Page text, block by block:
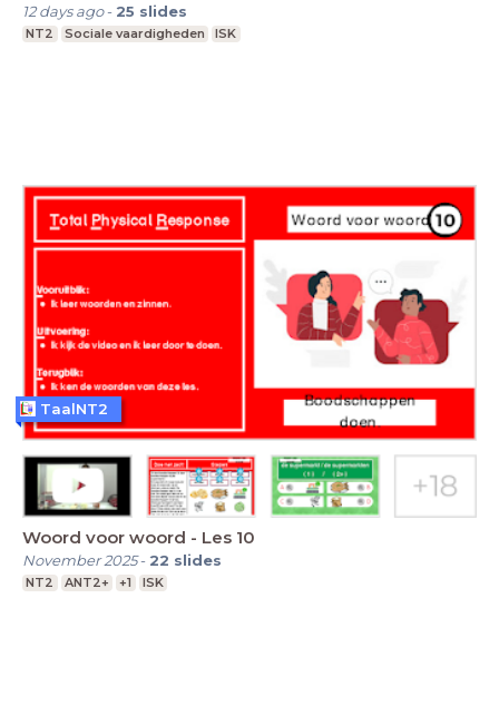
12 days ago- 25 slides
NT2 Sociale vaardigheden ISK
Woord voor woord - Les 10
November 2025- 22 slides
NT2 ANT2+ +1 ISK
TaalNT2